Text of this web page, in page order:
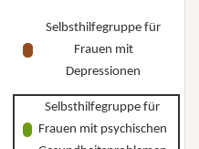
Selbsthilfegruppe für
Frauen mit
Depressionen
Selbsthilfegruppe für
Frauen mit psychischen